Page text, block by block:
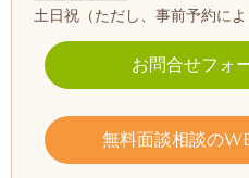
土日祝 （ただし、事前予約に
お問合せフォ
無料面談相談の